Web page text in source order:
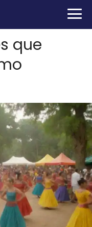
que